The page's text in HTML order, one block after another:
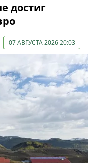
достиг
07 АВГУСТА 2026 20:03